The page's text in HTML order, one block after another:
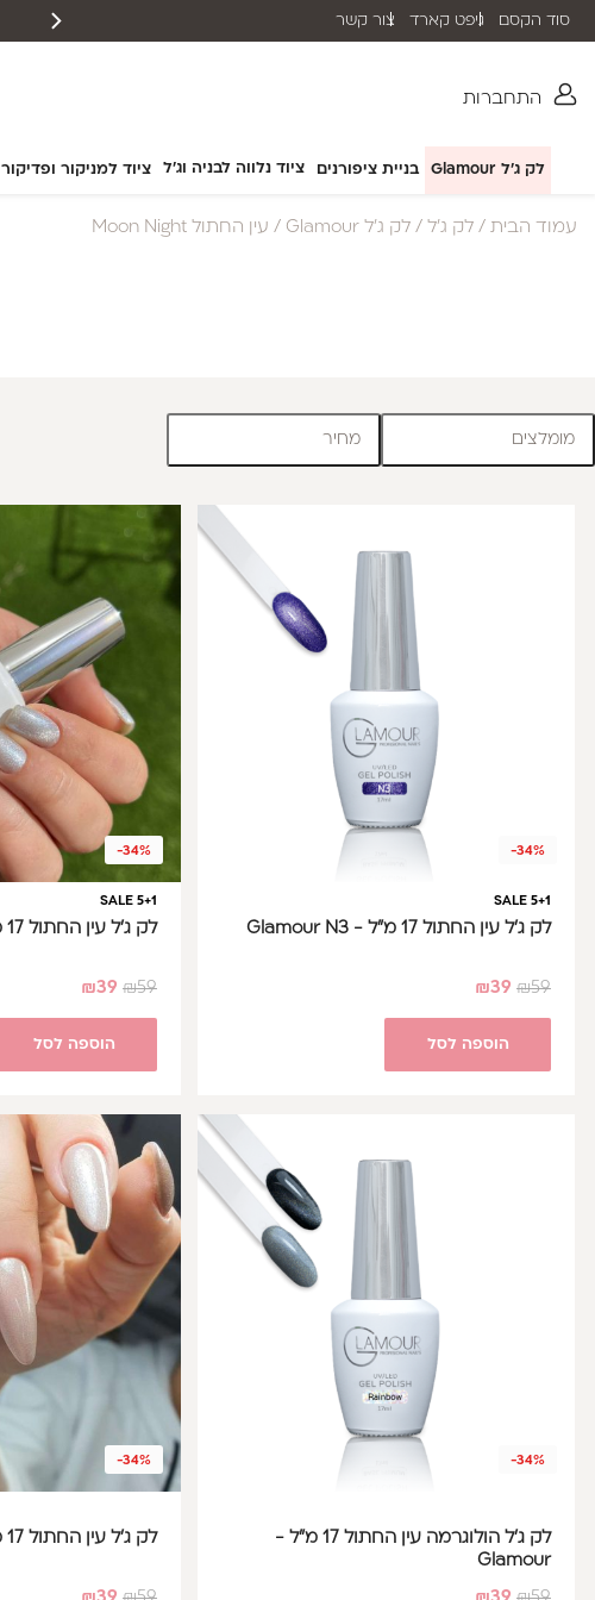
התחברות
לק ג'ל Glamour בניית ציפורנים ציוד נלווה לבניה וג'ל ציוד למניקור ופדיקור
אפשרות תשלום עד 12 תשלומים סוד הקסם גיפט קארד צור קשר
עמוד הבית / לק ג'ל / לק ג'ל Glamour / עין החתול Moon Night
מומלצים מחיר
-34%
SALE 5+1
לק ג'ל עין החתול 17 מ"ל - Glamour N3
₪59
₪39
הוספה לסל
-34%
SALE 5+1
לק ג'ל עין החתול 17 מ"ל - Glamour N7
₪59
₪39
הוספה לסל
-34%
לק ג'ל הולוגרמה עין החתול 17 מ"ל -
Glamour
-34%
לק ג'ל עין החתול 17 מ"ל - Glamour N1